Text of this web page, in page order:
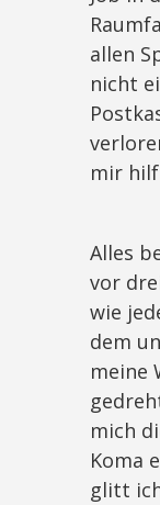
allen
nicht
mir
Alles
vor
wie
dem
meine
mich
Koma
glitt